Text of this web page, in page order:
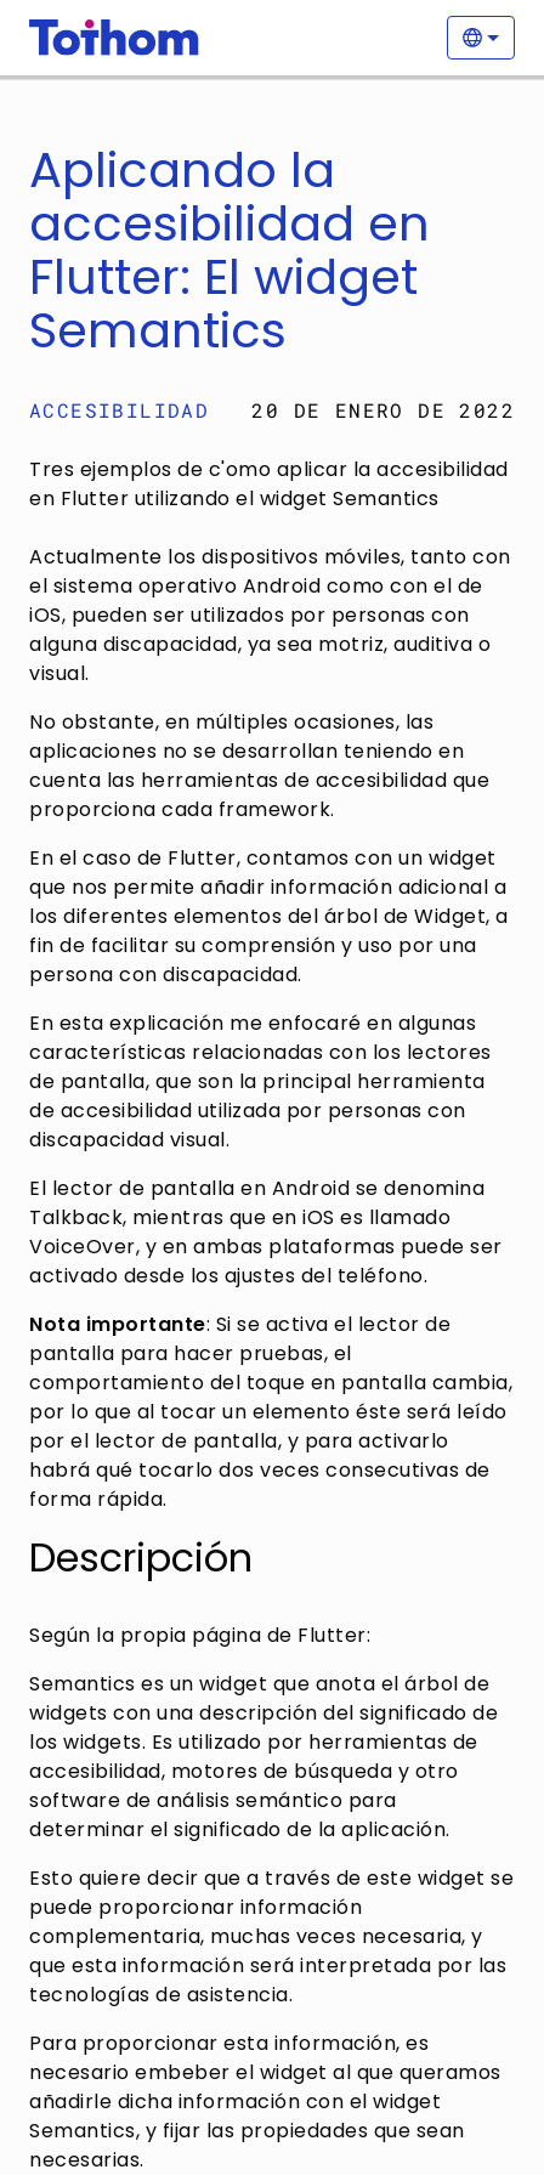
Pasar al contenido principal
Aplicando la
accesibilidad en
Flutter: El widget
Semantics
ACCESIBILIDAD 20 DE ENERO DE 2022
Tres ejemplos de c'omo aplicar la accesibilidad
en Flutter utilizando el widget Semantics
Actualmente los dispositivos móviles, tanto con
el sistema operativo Android como con el de
iOS, pueden ser utilizados por personas con
alguna discapacidad, ya sea motriz, auditiva o
visual.
No obstante, en múltiples ocasiones, las
aplicaciones no se desarrollan teniendo en
cuenta las herramientas de accesibilidad que
proporciona cada framework.
En el caso de Flutter, contamos con un widget
que nos permite añadir información adicional a
los diferentes elementos del árbol de Widget, a
fin de facilitar su comprensión y uso por una
persona con discapacidad.
En esta explicación me enfocaré en algunas
características relacionadas con los lectores
de pantalla, que son la principal herramienta
de accesibilidad utilizada por personas con
discapacidad visual.
El lector de pantalla en Android se denomina
Talkback, mientras que en iOS es llamado
VoiceOver, y en ambas plataformas puede ser
activado desde los ajustes del teléfono.
Nota importante: Si se activa el lector de
pantalla para hacer pruebas, el
comportamiento del toque en pantalla cambia,
por lo que al tocar un elemento éste será leído
por el lector de pantalla, y para activarlo
habrá qué tocarlo dos veces consecutivas de
forma rápida.
Descripción
Según la propia página de Flutter:
Semantics es un widget que anota el árbol de
widgets con una descripción del significado de
los widgets. Es utilizado por herramientas de
accesibilidad, motores de búsqueda y otro
software de análisis semántico para
determinar el significado de la aplicación.
Esto quiere decir que a través de este widget se
puede proporcionar información
complementaria, muchas veces necesaria, y
que esta información será interpretada por las
tecnologías de asistencia.
Para proporcionar esta información, es
necesario embeber el widget al que queramos
añadirle dicha información con el widget
Semantics, y fijar las propiedades que sean
necesarias.